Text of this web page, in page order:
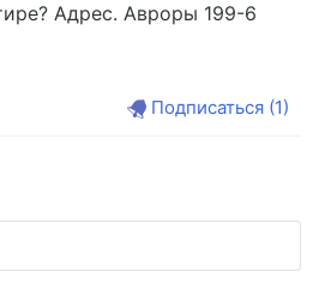
Адрес. Авроры 199-6
Подписаться (1)